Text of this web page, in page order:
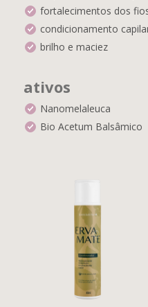
fortalecimentos dos
condicionamento
brilho e maciez
ativos
Nanomelaleuca
Bio Acetum Balsâmico